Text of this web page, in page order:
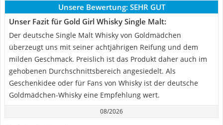
Unsere Bewertung: SEHR GUT
Unser Fazit für Gold Girl Whisky Single Malt:
Der deutsche Single Malt Whisky von Goldmädchen
überzeugt uns mit seiner achtjährigen Reifung und dem
milden Geschmack. Preislich ist das Produkt daher auch im
gehobenen Durchschnittsbereich angesiedelt. Als
Geschenkidee oder für Fans von Whisky ist der deutsche
Goldmädchen-Whisky eine Empfehlung wert.
08/2026